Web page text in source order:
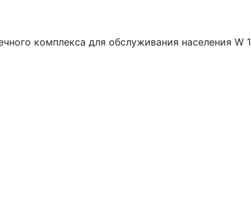
комплекса для обслуживания населения W 1